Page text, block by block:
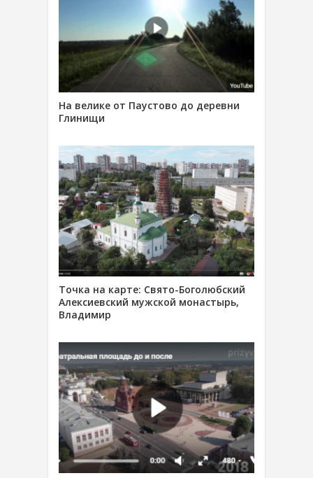
На велике от Паустово до деревни
Глинищи
Точка на карте: Свято-Боголюбский
Алексиевский мужской монастырь,
Владимир